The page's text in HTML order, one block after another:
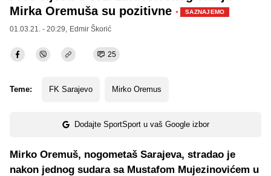
Mirka Oremuša su pozitivne · SAZNAJEMO
01.03.21. - 20:29, Edmir Škorić
25
Teme: FK Sarajevo Mirko Oremus
Dodajte SportSport u vaš Google izbor
Mirko Oremuš, nogometaš Sarajeva, stradao je
nakon jednog sudara sa Mustafom Mujezinovićem u